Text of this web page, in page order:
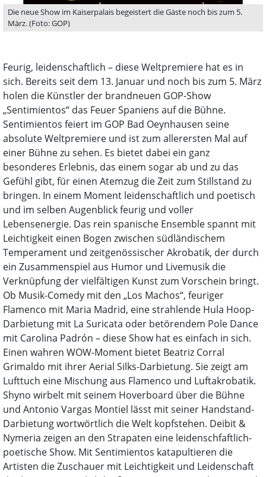
Die neue Show im Kaiserpalais begeistert die Gäste noch bis zum 5.
März. (Foto: GOP)
Feurig, leidenschaftlich – diese Weltpremiere hat es in
sich. Bereits seit dem 13. Januar und noch bis zum 5. März
holen die Künstler der brandneuen GOP-Show
„Sentimientos“ das Feuer Spaniens auf die Bühne.
Sentimientos feiert im GOP Bad Oeynhausen seine
absolute Weltpremiere und ist zum allerersten Mal auf
einer Bühne zu sehen. Es bietet dabei ein ganz
besonderes Erlebnis, das einem sogar ab und zu das
Gefühl gibt, für einen Atemzug die Zeit zum Stillstand zu
bringen. In einem Moment leidenschaftlich und poetisch
und im selben Augenblick feurig und voller
Lebensenergie. Das rein spanische Ensemble spannt mit
Leichtigkeit einen Bogen zwischen südländischem
Temperament und zeitgenössischer Akrobatik, der durch
ein Zusammenspiel aus Humor und Livemusik die
Verknüpfung der vielfältigen Kunst zum Vorschein bringt.
Ob Musik-Comedy mit den „Los Machos“, feuriger
Flamenco mit Maria Madrid, eine strahlende Hula Hoop-
Darbietung mit La Suricata oder betörendem Pole Dance
mit Carolina Padrón – diese Show hat es einfach in sich.
Einen wahren WOW-Moment bietet Beatriz Corral
Grimaldo mit ihrer Aerial Silks-Darbietung. Sie zeigt am
Lufttuch eine Mischung aus Flamenco und Luftakrobatik.
Shyno wirbelt mit seinem Hoverboard über die Bühne
und Antonio Vargas Montiel lässt mit seiner Handstand-
Darbietung wortwörtlich die Welt kopfstehen. Deibit &
Nymeria zeigen an den Strapaten eine leidenschfaftlich-
poetische Show. Mit Sentimientos katapultieren die
Artisten die Zuschauer mit Leichtigkeit und Leidenschaft